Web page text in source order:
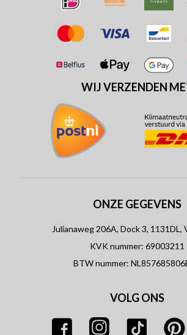
WIJ VERZENDEN
ONZE GEGEVENS
Julianaweg 206A, Dock 3, 1131DL,
KVK nummer: 69003211
BTW nummer:
VOLG ONS